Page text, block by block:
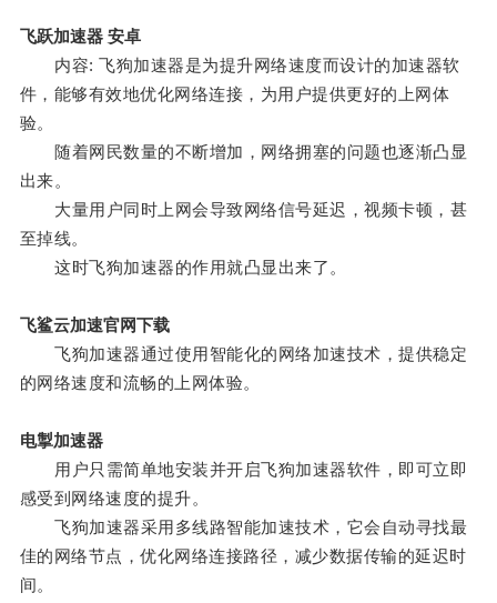
飞跃加速器 安卓
内容: 飞狗加速器是为提升网络速度而设计的加速器软
件，能够有效地优化网络连接，为用户提供更好的上网体
验。
随着网民数量的不断增加，网络拥塞的问题也逐渐凸显
出来。
大量用户同时上网会导致网络信号延迟，视频卡顿，甚
至掉线。
这时飞狗加速器的作用就凸显出来了。
飞鲨云加速官网下载
飞狗加速器通过使用智能化的网络加速技术，提供稳定
的网络速度和流畅的上网体验。
电掣加速器
用户只需简单地安装并开启飞狗加速器软件，即可立即
感受到网络速度的提升。
飞狗加速器采用多线路智能加速技术，它会自动寻找最
佳的网络节点，优化网络连接路径，减少数据传输的延迟时
间。